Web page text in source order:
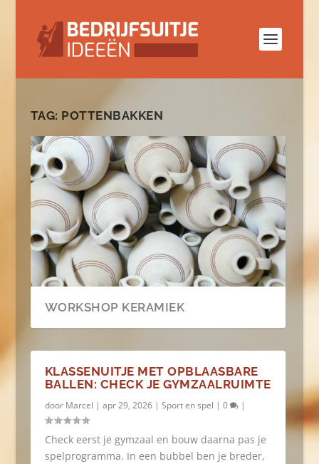
TAG: POTTENBAKKEN
WORKSHOP KERAMIEK
KLASSENUITJE MET OPBLAASBARE
BALLEN: CHECK JE GYMZAALRUIMTE
door Marcel | apr 29, 2026| Sport en spel | 0 |
Check eerst je gymzaal en bouw daarna pas je
spelprogramma. In een bubbel ben je breder,